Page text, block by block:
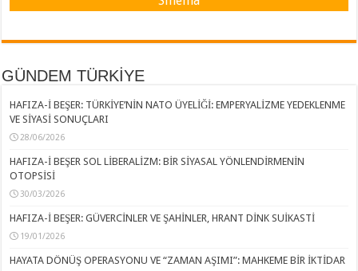
GÜNDEM TÜRKİYE
HAFIZA-İ BEŞER: TÜRKİYE’NİN NATO ÜYELİĞİ: EMPERYALİZME YEDEKLENME
VE SİYASİ SONUÇLARI
28/06/2026
HAFIZA-İ BEŞER SOL LİBERALİZM: BİR SİYASAL YÖNLENDİRMENİN
OTOPSİSİ
30/03/2026
HAFIZA-İ BEŞER: GÜVERCİNLER VE ŞAHİNLER, HRANT DİNK SUİKASTİ
19/01/2026
HAYATA DÖNÜŞ OPERASYONU VE “ZAMAN AŞIMI”: MAHKEME BİR İKTİDAR